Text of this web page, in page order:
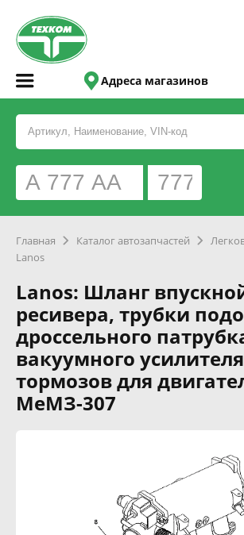
Адреса магазинов
Главная Каталог автозапчастей
Lanos
Lanos: Шланг
ресивера, трубки
дроссельного
вакуумного усилителя
тормозов для
МеМЗ-307